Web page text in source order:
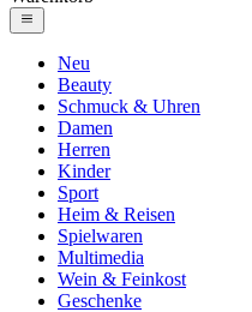
Neu
Beauty
Schmuck & Uhren
Damen
Herren
Kinder
Sport
Heim & Reisen
Spielwaren
Multimedia
Wein & Feinkost
Geschenke